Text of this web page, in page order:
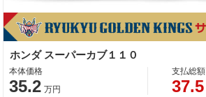
ホンダ スーパーカブ１１０
本体価格
35.2 万円
支払総額
37.5